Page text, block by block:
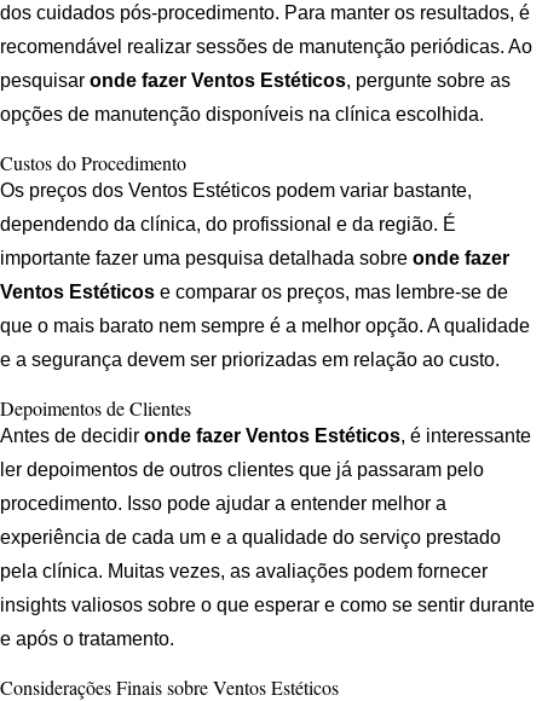
dos cuidados pós-procedimento. Para manter os resultados, é
recomendável realizar sessões de manutenção periódicas. Ao
pesquisar onde fazer Ventos Estéticos, pergunte sobre as
opções de manutenção disponíveis na clínica escolhida.
Custos do Procedimento
Os preços dos Ventos Estéticos podem variar bastante,
dependendo da clínica, do profissional e da região. É
importante fazer uma pesquisa detalhada sobre onde fazer
Ventos Estéticos e comparar os preços, mas lembre-se de
que o mais barato nem sempre é a melhor opção. A qualidade
e a segurança devem ser priorizadas em relação ao custo.
Depoimentos de Clientes
Antes de decidir onde fazer Ventos Estéticos, é interessante
ler depoimentos de outros clientes que já passaram pelo
procedimento. Isso pode ajudar a entender melhor a
experiência de cada um e a qualidade do serviço prestado
pela clínica. Muitas vezes, as avaliações podem fornecer
insights valiosos sobre o que esperar e como se sentir durante
e após o tratamento.
Considerações Finais sobre Ventos Estéticos